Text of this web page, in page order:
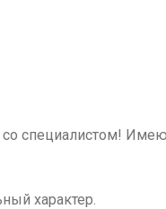
специалистом!
характер.